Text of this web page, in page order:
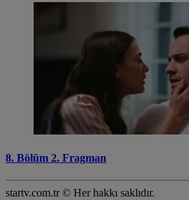
8. Bölüm 2. Fragman
startv.com.tr © Her hakkı saklıdır.